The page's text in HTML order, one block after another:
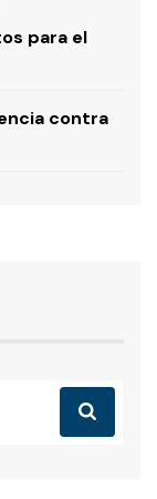
para el
contra